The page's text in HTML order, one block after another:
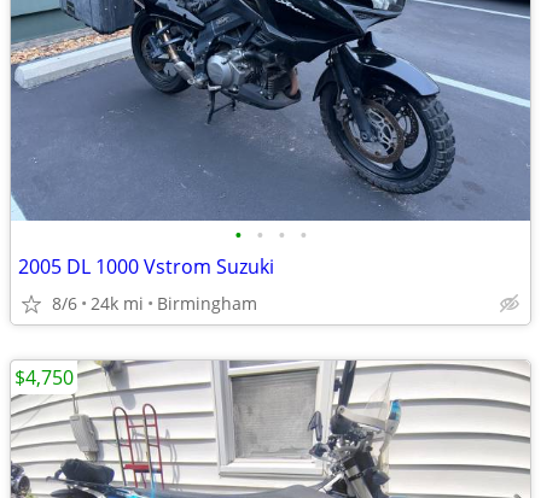
• • • •
2005 DL 1000 Vstrom Suzuki
8/6 24k mi Birmingham
$4,750